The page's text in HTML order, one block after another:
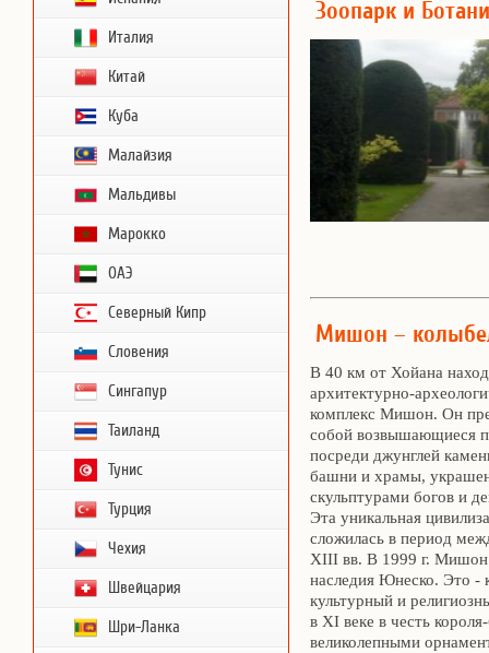
Италия
Китай
Куба
Малайзия
Мальдивы
Марокко
ОАЭ
Северный Кипр
Словения
Сингапур
Таиланд
Тунис
Турция
Чехия
Швейцария
Шри-Ланка
Зоопарк и
Мишон –
В 40 км от Хойана
архитектурно-
комплекс Мишон. Он
собой возвышающиеся
посреди джунглей
башни и храмы,
скульптурами богов и
Эта уникальная
сложилась в период
XIII вв. В 1999 г. Мишон
наследия Юнеско. Это -
культурный и
в XI веке в честь
великолепными